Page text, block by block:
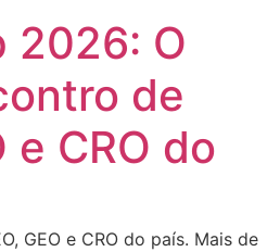
2026: O
de
e CRO do
GEO e CRO do país. Mais de